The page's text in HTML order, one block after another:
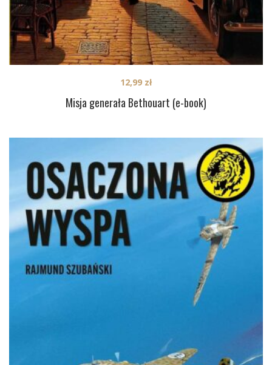
Misja generała Bethouart (e-book)
12,99 zł